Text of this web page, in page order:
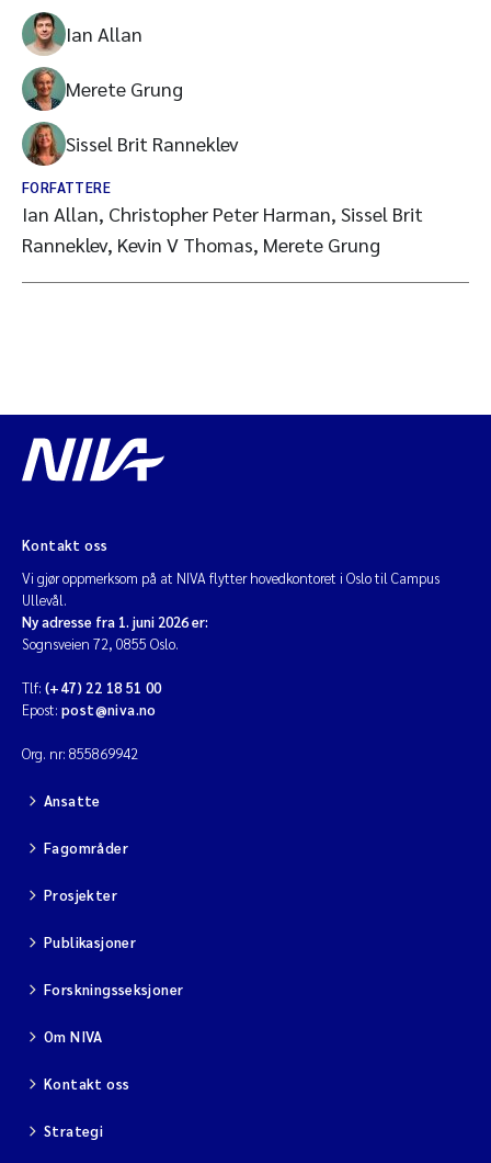
Ian Allan
Merete Grung
Sissel Brit Ranneklev
FORFATTERE
Ian Allan, Christopher Peter Harman, Sissel Brit
Ranneklev, Kevin V Thomas, Merete Grung
Kontakt oss
Vi gjør oppmerksom på at NIVA flytter hovedkontoret i Oslo til Campus
Ullevål.
Ny adresse fra 1. juni 2026 er:
Sognsveien 72, 0855 Oslo.
Tlf: (+47) 22 18 51 00
Epost: post@niva.no
Org. nr: 855869942
Ansatte
Fagområder
Prosjekter
Publikasjoner
Forskningsseksjoner
Om NIVA
Kontakt oss
Strategi